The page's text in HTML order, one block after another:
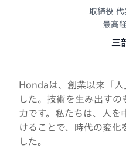
取締役
最高
三
Hondaは、創業以来「人
した。技術を生み出す
力です。私たちは、人を
けることで、時代の変化
した。